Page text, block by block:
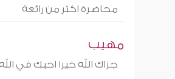
محاضرة اكثر من رائعة
مهيب
جزاك الله خيرا احبك في